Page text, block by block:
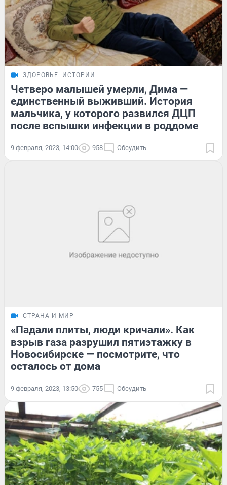
ЗДОРОВЬЕ ИСТОРИИ
Четверо малышей умерли, Дима —
единственный выживший. История
мальчика, у которого развился ДЦП
после вспышки инфекции в роддоме
9 февраля, 2023, 14:00 958 Обсудить
СТРАНА И МИР
«Падали плиты, люди кричали». Как
взрыв газа разрушил пятиэтажку в
Новосибирске — посмотрите, что
осталось от дома
9 февраля, 2023, 13:50 755 Обсудить